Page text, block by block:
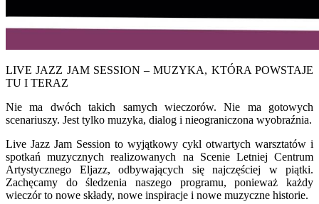
LIVE JAZZ JAM SESSION – MUZYKA, KTÓRA POWSTAJE
TU I TERAZ
Nie ma dwóch takich samych wieczorów. Nie ma gotowych
scenariuszy. Jest tylko muzyka, dialog i nieograniczona wyobraźnia.
Live Jazz Jam Session to wyjątkowy cykl otwartych warsztatów i
spotkań muzycznych realizowanych na Scenie Letniej Centrum
Artystycznego Eljazz, odbywających się najczęściej w piątki.
Zachęcamy do śledzenia naszego programu, ponieważ każdy
wieczór to nowe składy, nowe inspiracje i nowe muzyczne historie.